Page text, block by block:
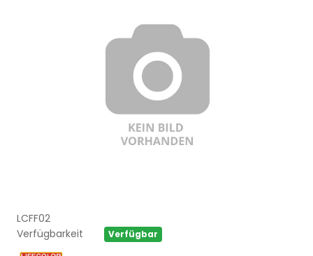
LCFF02
Verfügbarkeit
Verfügbar